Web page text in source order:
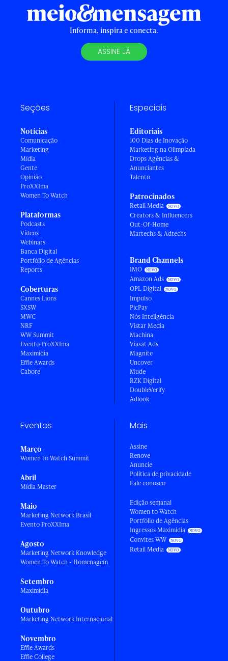
Informa, inspira e conecta.
ASSINE JÁ
Seções
Notícias
Comunicação
Marketing
Mídia
Gente
Opinião
ProXXIma
Women To Watch
Plataformas
Podcasts
Vídeos
Webinars
Banca Digital
Portfólio de Agências
Reports
Coberturas
Cannes Lions
SXSW
MWC
NRF
WW Summit
Evento ProXXIma
Maximídia
Effie Awards
Caboré
Especiais
Editoriais
100 Dias de Inovação
Marketing na Olimpíada
Drops Agências &
Anunciantes
Talento
Patrocinados
Retail Media
Creators & Influencers
Out-Of-Home
Martechs & Adtechs
Brand Channels
IMO
Amazon Ads
OPL Digital
Impulso
PicPay
Nós Inteligência
Vistar Media
Machina
Viasat Ads
Magnite
Uncover
Mude
RZK Digital
DoubleVerify
Adlook
Eventos
Março
Women to Watch Summit
Abril
Mídia Master
Maio
Marketing Network Brasil
Evento ProXXIma
Agosto
Marketing Network Knowledge
Women To Watch - Homenagem
Setembro
Maximídia
Outubro
Marketing Network Internacional
Novembro
Effie Awards
Effie College
Mais
Assine
Renove
Anuncie
Política de privacidade
Fale conosco
Edição semanal
Women to Watch
Portfólio de Agências
Ingressos Maximídia
Convites WW
Retail Media